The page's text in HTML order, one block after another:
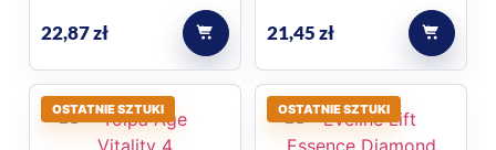
22,87zł 21,45zł
OSTATNIE SZTUKI OSTATNIE SZTUKI